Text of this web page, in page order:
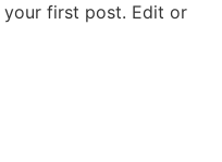
your first post. Edit or